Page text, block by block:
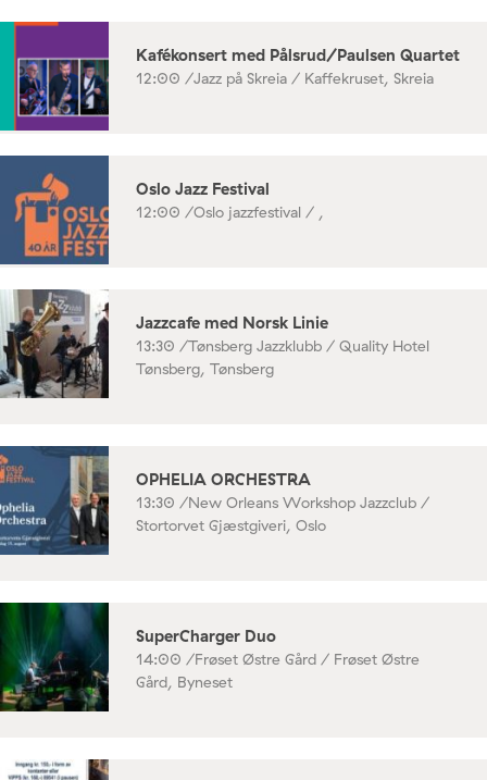
Kafékonsert med Pålsrud/Paulsen Quartet
12:00 /Jazz på Skreia / Kaffekruset, Skreia
Oslo Jazz Festival
12:00 /Oslo jazzfestival / ,
Jazzcafe med Norsk Linie
13:30 /Tønsberg Jazzklubb / Quality Hotel
Tønsberg, Tønsberg
OPHELIA ORCHESTRA
13:30 /New Orleans Workshop Jazzclub /
Stortorvet Gjæstgiveri, Oslo
SuperCharger Duo
14:00 /Frøset Østre Gård / Frøset Østre
Gård, Byneset